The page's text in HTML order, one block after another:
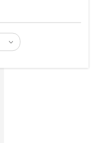
de educación
el aprendizaje